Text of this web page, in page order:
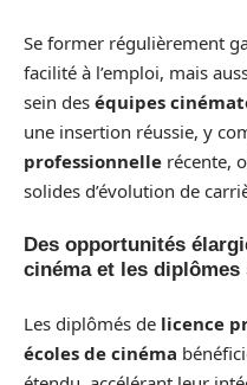
Se former régulièrement
facilité à l’emploi, mais
sein des équipes
une insertion réussie, y
professionnelle récente,
solides d’évolution de
Des opportunités
cinéma et les diplômes
Les diplômés de licence
écoles de cinéma